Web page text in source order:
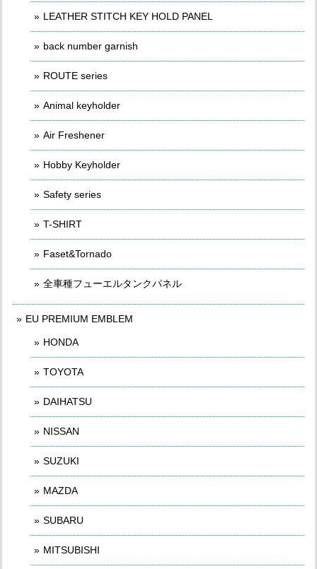
LEATHER STITCH KEY HOLD PANEL
back number garnish
ROUTE series
Animal keyholder
Air Freshener
Hobby Keyholder
Safety series
T-SHIRT
Faset&Tornado
全車種フューエルタンクパネル
EU PREMIUM EMBLEM
HONDA
TOYOTA
DAIHATSU
NISSAN
SUZUKI
MAZDA
SUBARU
MITSUBISHI